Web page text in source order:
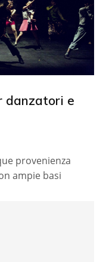
danzatori e
provenienza
ampie basi